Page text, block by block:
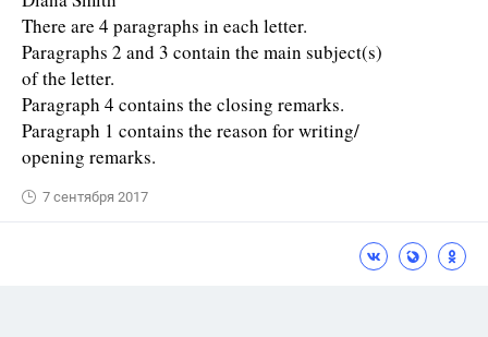
There are 4 paragraphs in each letter.
Paragraphs 2 and 3 contain the main subject(s)
of the letter.
Paragraph 4 contains the closing remarks.
Paragraph 1 contains the reason for writing/
opening remarks.
7 сентября 2017